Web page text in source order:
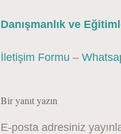
Danışmanlık ve
İletişim Formu –
Bir yanıt yazın
E-posta adresiniz